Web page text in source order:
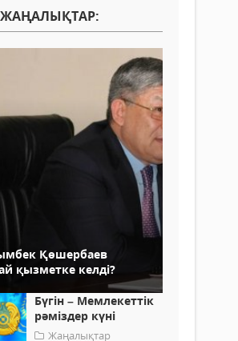
Қөшербаев
қызметке келді?
Бүгін – Мемлекеттік
рәміздер күні
Жаңалықтар